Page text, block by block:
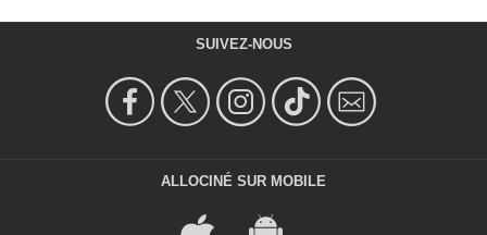
SUIVEZ-NOUS
ALLOCINÉ SUR MOBILE